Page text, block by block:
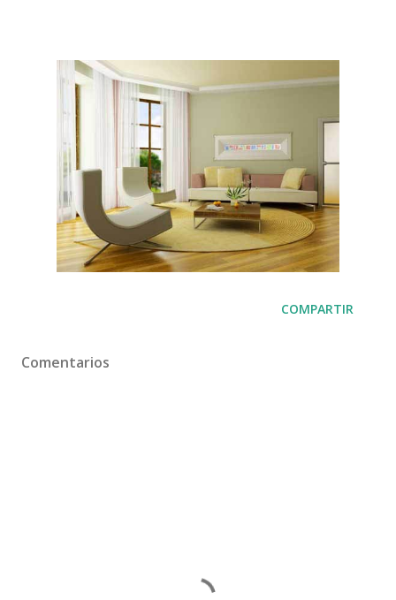
COMPARTIR
Comentarios